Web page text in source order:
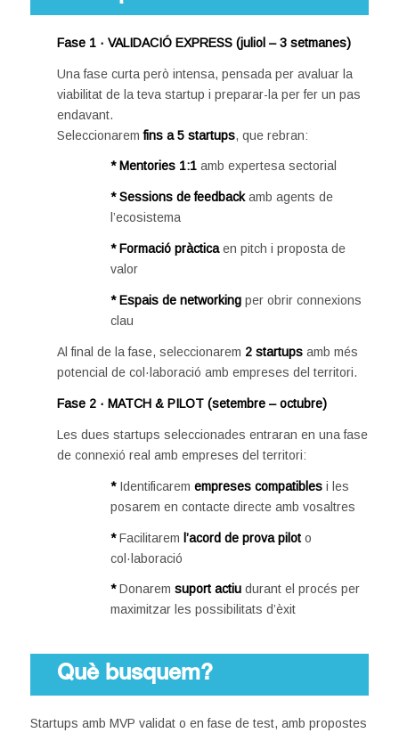
Fase 1 · VALIDACIÓ EXPRESS (juliol – 3 setmanes)
Una fase curta però intensa, pensada per avaluar la
viabilitat de la teva startup i preparar-la per fer un pas
endavant.
Seleccionaremfins a 5 startups, que rebran:
* Mentories 1:1amb expertesa sectorial
* Sessions de feedbackamb agents de
l’ecosistema
* Formació pràcticaen pitch i proposta de
valor
* Espais de networkingper obrir connexions
clau
Al final de la fase, seleccionarem 2 startupsamb més
potencial de col·laboració amb empreses del territori.
Fase 2 · MATCH & PILOT (setembre – octubre)
Les dues startups seleccionades entraran en una fase
de connexió real amb empreses del territori:
* Identificarem empreses compatiblesi les
posarem en contacte directe amb vosaltres
*Facilitarem l’acord de prova piloto
col·laboració
*Donarem suport actiudurant el procés per
maximitzar les possibilitats d’èxit
Què busquem?
Startups amb MVP validat o en fase de test, amb propostes